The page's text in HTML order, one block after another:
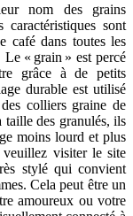
nom des grains
sont
café dans toutes les
« grain » est percé
grâce à de petits
durable est utilisé
colliers graine de
des granulés, ils
moins lourd et plus
veuillez visiter le site
stylé qui convient
Cela peut être un
amoureux ou votre